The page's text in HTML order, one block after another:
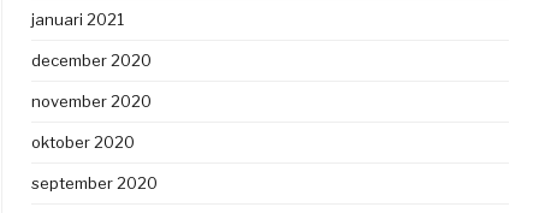
januari 2021
december 2020
november 2020
oktober 2020
september 2020